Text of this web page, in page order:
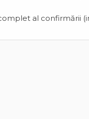
al confirmării